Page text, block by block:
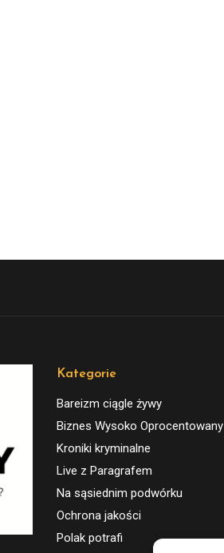
Kategorie
Bareizm ciągle żywy
Biznes Wysoko Oprocentowany
Kroniki kryminalne
Live z Paragrafem
Na sąsiednim podwórku
Ochrona jakości
Polak potrafi